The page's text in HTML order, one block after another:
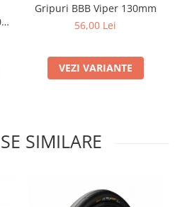
Gripuri BBB Viper 130mm
56,00 Lei
VEZI VARIANTE
SIMILARE